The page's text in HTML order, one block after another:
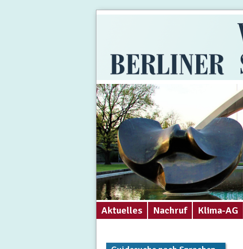
Aktuelles Nachruf Klima-AG